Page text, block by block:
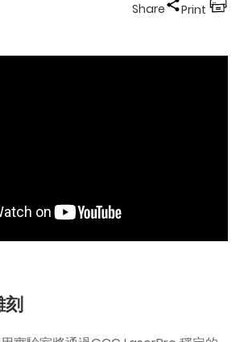
Share Print
刻